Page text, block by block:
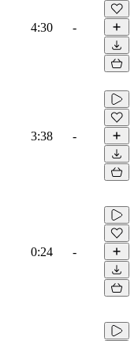
4:30 -
3:38 -
0:24 -